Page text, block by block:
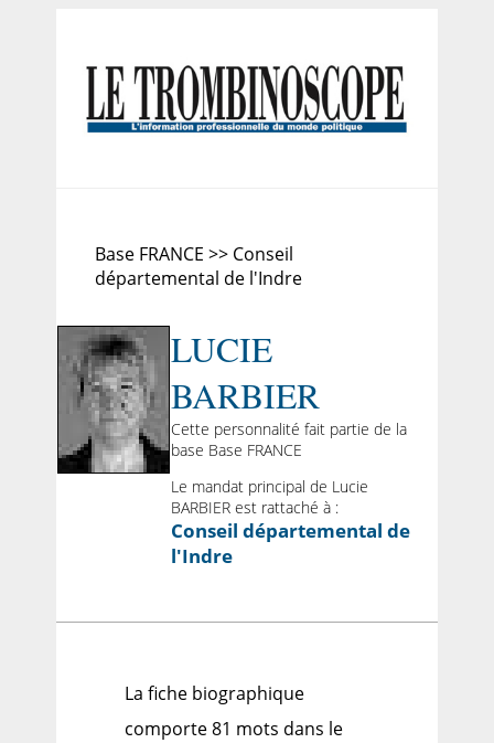
Base FRANCE >> Conseil
départemental de l'Indre
LUCIE
BARBIER
Cette personnalité fait partie de la
base Base FRANCE
Le mandat principal de Lucie
BARBIER est rattaché à :
Conseil départemental de
l'Indre
La fiche biographique
comporte 81 mots dans le